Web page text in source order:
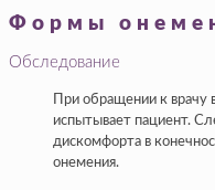
Формы
Обследование
При обращении к
испытывает пациент.
дискомфорта в
онемения.